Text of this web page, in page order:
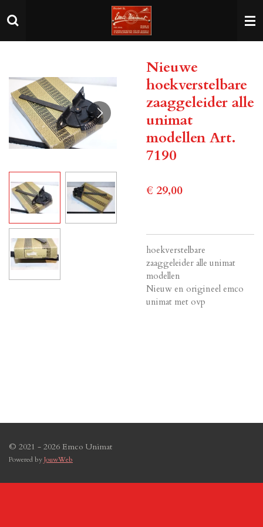
direct
Nieuwe
hoekverstelbare
zaaggeleider alle
unimat
modellen Art.
7190
€ 29,00
hoekverstelbare
zaaggeleider alle unimat
modellen
Nieuw en origineel emco
unimat met ovp
© 2021 - 2026 Emco Unimat
Powered byJouwWeb